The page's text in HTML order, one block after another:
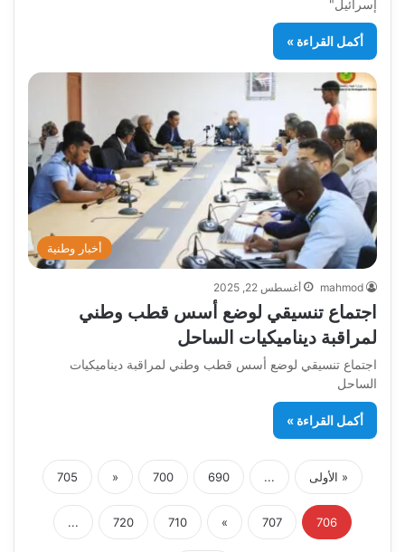
إسرائيل"
أكمل القراءة »
أخبار وطنية
mahmod أغسطس 22, 2025
اجتماع تنسيقي لوضع أسس قطب وطني
لمراقبة ديناميكيات الساحل
اجتماع تنسيقي لوضع أسس قطب وطني لمراقبة ديناميكيات
الساحل
أكمل القراءة »
« الأولى ...
690
700
«
705
706
707
»
710
720
...